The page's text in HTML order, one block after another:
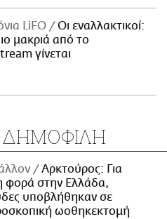
LiFO
Οι εναλλακτικοί:
μακριά από το
γίνεται
ΔΗΜΟΦΙΛΗ
Αρκτούρος: Για
φορά στην Ελλάδα,
υποβλήθηκαν σε
ωοθηκεκτομή